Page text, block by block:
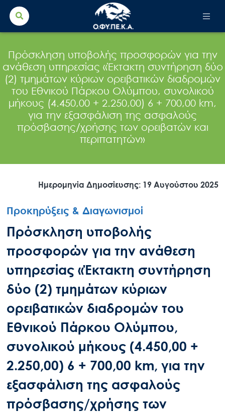
Search
for:
Πρόσκληση υποβολής προσφορών για την
ανάθεση υπηρεσίας «Έκτακτη συντήρηση δύο
(2) τμημάτων κύριων ορειβατικών διαδρομών
του Εθνικού Πάρκου Ολύμπου, συνολικού
μήκους (4.450,00 + 2.250,00) 6 + 700,00 km,
για την εξασφάλιση της ασφαλούς
πρόσβασης/χρήσης των ορειβατών και
περιπατητών»
Ημερομηνία Δημοσίευσης: 19 Αυγούστου 2025
Προκηρύξεις & Διαγωνισμοί
Πρόσκληση υποβολής
προσφορών για την ανάθεση
υπηρεσίας «Έκτακτη συντήρηση
δύο (2) τμημάτων κύριων
ορειβατικών διαδρομών του
Εθνικού Πάρκου Ολύμπου,
συνολικού μήκους (4.450,00 +
2.250,00) 6 + 700,00 km, για την
εξασφάλιση της ασφαλούς
πρόσβασης/χρήσης των